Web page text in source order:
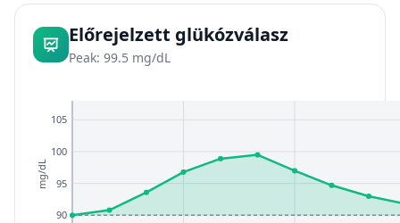
Előrejelzett glükózválasz
Peak: 99.5 mg/dL
90
95
100
105
mg/dL